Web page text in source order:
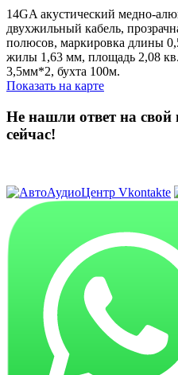
14GA акустический медно-
двухжильный кабель,
полюсов, маркировка длины
жилы 1,63 мм, площадь 2,08
3,5мм*2, бухта 100м.
Показать на карте
Не нашли ответ на свой
сейчас!